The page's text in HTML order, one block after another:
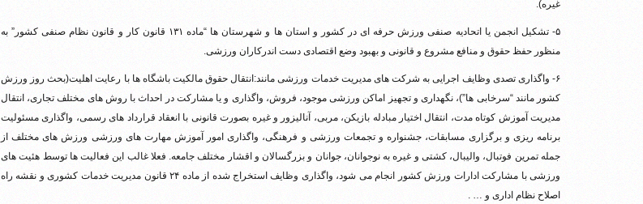
غیره).
۵- تشکیل انجمن یا اتحادیه صنفی ورزش حرفه ای در کشور و استان ها و شهرستان ها “ماده ۱۳۱ قانون کار و قانون نظام صنفی کشور” به
منظور حفظ حقوق و منافع مشروع و قانونی و بهبود وضع اقتصادی دست اندرکاران ورزشی.
۶- واگذاری تصدی وظایف اجرایی به شرکت های مدیریت خدمات ورزشی مانند:انتقال حقوق مالکیت باشگاه ها با رعایت اهلیت(بحث روز ورزش
کشور مانند “سرخابی ها”)، نگهداری و تجهیز اماکن ورزشی موجود، فروش، واگذاری و یا مشارکت در احداث با روش های مختلف تجاری، انتقال
مدیریت آموزش کوتاه مدت، انتقال اختیار مبادله بازیکن، مربی، آنالیزور و غیره بصورت قانونی با انعقاد قرارداد های رسمی، واگذاری مسئولیت
برنامه ریزی و برگزاری مسابقات، جشنواره و تجمعات ورزشی و فرهنگی، واگذاری امور آموزش مهارت های ورزشی ورزش های مختلف از
جمله تمرین فوتبال، والیبال، کشتی و غیره به نوجوانان، جوانان و بزرگسالان و اقشار مختلف جامعه. فعلا غالب این فعالیت ها توسط هئیت های
ورزشی با مشارکت ادارات ورزش کشور انجام می شود، واگذاری وظایف استخراج شده از ماده ۲۴ قانون مدیریت خدمات کشوری و نقشه راه
اصلاح نظام اداری و … .